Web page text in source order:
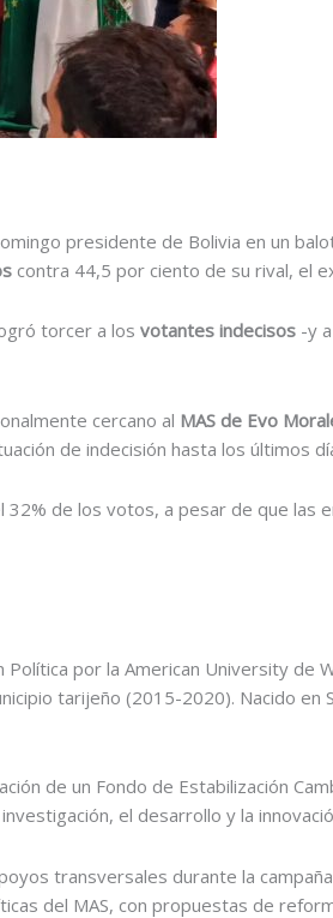
presidente de Bolivia en un
contra 44,5 por ciento de su rival, el
torcer a los votantes indecisos -y
cercano al MAS de Evo
de indecisión hasta los últimos
de los votos, a pesar de que las
por la American University de
tarijeño (2015-2020). Nacido en
de un Fondo de Estabilización
el desarrollo y la
transversales durante la
del MAS, con propuestas de